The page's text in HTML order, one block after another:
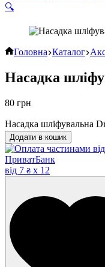
🔍
Головна Каталог
Насадка
80 грн
Насадка шліфувальна
Додати в кошик
ПриватБанк
від 7 ₴ x 12